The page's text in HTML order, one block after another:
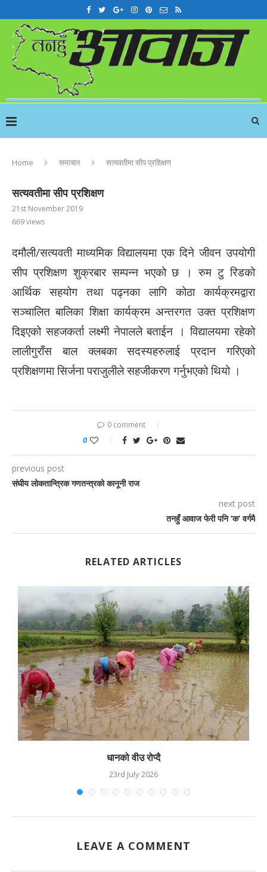
Home समाचार सत्यवतीमा सीप प्रशिक्षण
सत्यवतीमा सीप प्रशिक्षण
21st November 2019
669views
दमौली/सत्यवती माध्यमिक विद्यालयमा एक दिने जीवन उपयोगी
सीप प्रशिक्षण शुक्रबार सम्पन्न भएको छ । रुम टु रिडको
आर्थिक सहयोग तथा पढ्नका लागि कोठा कार्यक्रमद्वारा
सञ्चालित बालिका शिक्षा कार्यक्रम अन्तरगत उक्त प्रशिक्षण
दिइएको सहजकर्ता लक्ष्मी नेपालले बताईन । विद्यालयमा रहेको
लालीगुराँस बाल क्लबका सदस्यहरुलाई प्रदान गरिएको
प्रशिक्षणमा सिर्जना पराजुलीले सहजीकरण गर्नुभएको थियो ।
0 comment
0
previous post
संघीय लोकतान्त्रिक गणतन्त्रको कानूनी राज
next post
तनहुँ आवाज फेरी पनि ‘क’ वर्गमै
RELATED ARTICLES
धानको वीउ रोप्दै
23rd July 2026
LEAVE A COMMENT